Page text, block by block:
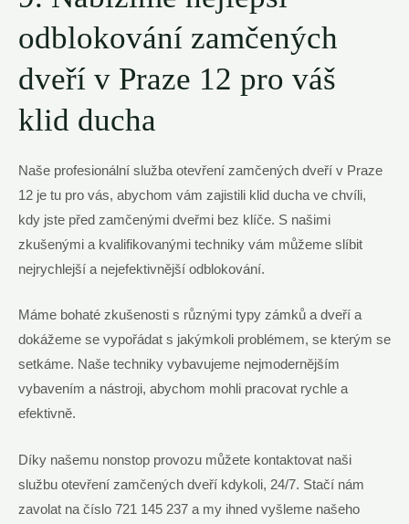
odblokování zamčených
dveří v Praze 12 pro váš
klid ducha
Naše profesionální služba otevření zamčených dveří v Praze
12 je tu pro vás, abychom vám zajistili klid ducha ve chvíli,
kdy jste před zamčenými dveřmi bez klíče. S našimi
zkušenými a kvalifikovanými techniky vám můžeme slíbit
nejrychlejší a nejefektivnější odblokování.
Máme bohaté zkušenosti s různými typy zámků a dveří a
dokážeme se vypořádat s jakýmkoli problémem, se kterým se
setkáme. Naše techniky vybavujeme nejmodernějším
vybavením a nástroji, abychom mohli pracovat rychle a
efektivně.
Díky našemu nonstop provozu můžete kontaktovat naši
službu otevření zamčených dveří kdykoli, 24/7. Stačí nám
zavolat na číslo 721 145 237 a my ihned vyšleme našeho